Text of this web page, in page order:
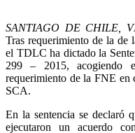
SANTIAGO DE CHILE,
Tras requerimiento de la
el TDLC ha dictado la
299 – 2015, acogiendo
requerimiento de la FNE en
SCA.
En la sentencia se declaró
ejecutaron un acuerdo